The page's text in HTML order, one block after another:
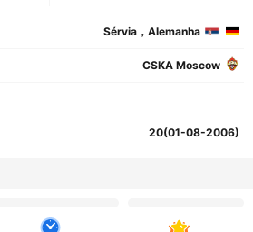
Sérvia，Alemanha
CSKA Moscow
20(01-08-2006)